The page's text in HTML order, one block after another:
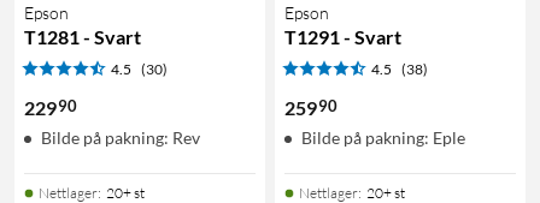
Epson
T1281 - Svart
4.5 (30)
22990
Bilde på pakning: Rev
Nettlager: 20+ st
Epson
T1291 - Svart
4.5 (38)
25990
Bilde på pakning: Eple
Nettlager: 20+ st